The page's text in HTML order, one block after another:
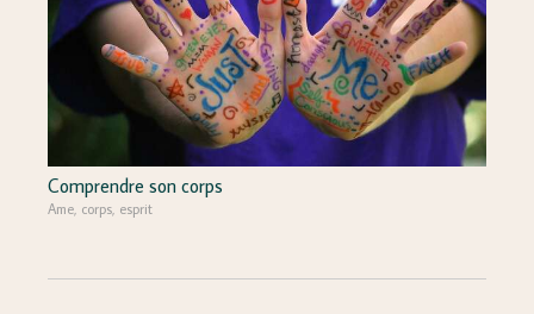
Comprendre son corps
Ame, corps, esprit